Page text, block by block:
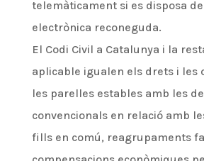
telemàticament si es disposa
electrònica reconeguda.
El Codi Civil a Catalunya i la
aplicable igualen els drets i les
les parelles estables amb les
convencionals en relació amb
fills en comú, reagrupaments